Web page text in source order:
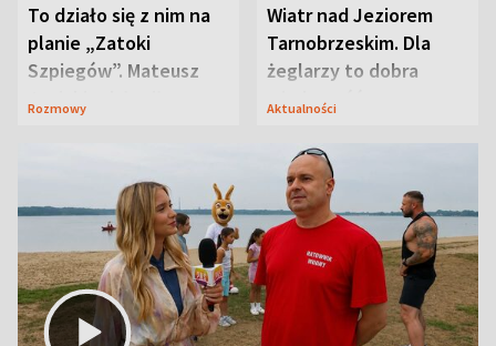
To działo się z nim na
planie „Zatoki
Szpiegów”. Mateusz
Janicki odsłonił
Rozmowy
Wiatr nad Jeziorem
Tarnobrzeskim. Dla
żeglarzy to dobra
wiadomość
Aktualności